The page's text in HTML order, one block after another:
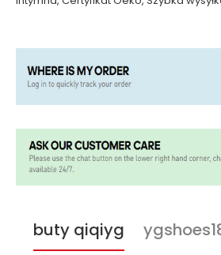
buty qiqiyg